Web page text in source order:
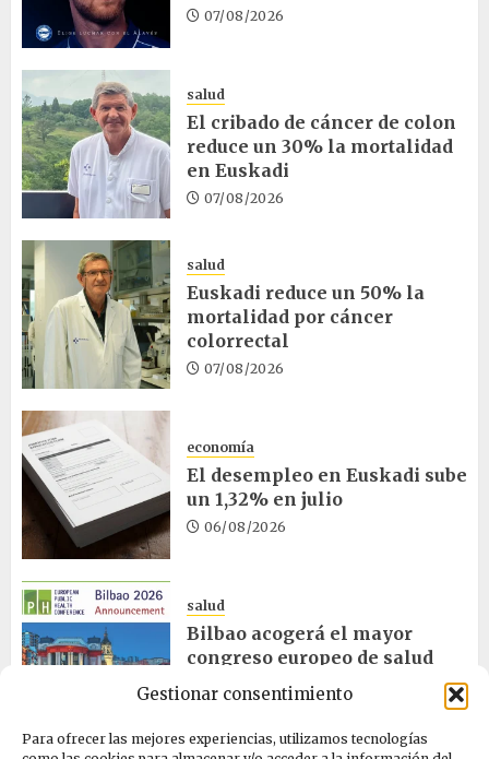
Gestionar consentimiento
Para ofrecer las mejores experiencias, utilizamos tecnologías
07/08/2026
salud
El cribado de cáncer de colon
reduce un 30% la mortalidad
en Euskadi
07/08/2026
salud
Euskadi reduce un 50% la
mortalidad por cáncer
colorrectal
07/08/2026
economía
El desempleo en Euskadi sube
un 1,32% en julio
06/08/2026
salud
Bilbao acogerá el mayor
congreso europeo de salud
pública en noviembre